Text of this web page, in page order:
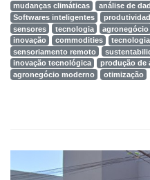
mudanças climáticas
análise de
Softwares inteligentes
sensores
tecnologia agronegócio
inovação
commodities
sensoriamento remoto
inovação tecnológica
produção de
agronegócio moderno
otimização